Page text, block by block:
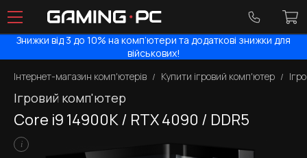
Знижки від 3 до 10% на комп’ютери та додаткові знижки для
військових!
Інтернет-магазин комп'ютерів
Купити ігровий комп'ютер
Ігровий комп'ютер
Core i9 14900K / RTX 4090 / DDR5
i